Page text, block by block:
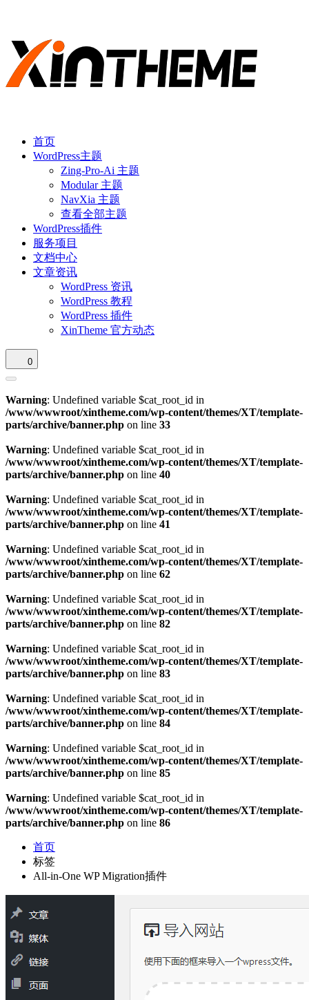
首页
WordPress主题
Zing-Pro-Ai 主题
Modular 主题
NavXia 主题
查看全部主题
WordPress插件
服务项目
文档中心
文章资讯
WordPress 资讯
WordPress 教程
WordPress 插件
XinTheme 官方动态
0
Warning: Undefined variable $cat_root_id in
/www/wwwroot/xintheme.com/wp-content/themes/XT/template-
parts/archive/banner.php on line 33
Warning: Undefined variable $cat_root_id in
/www/wwwroot/xintheme.com/wp-content/themes/XT/template-
parts/archive/banner.php on line 40
Warning: Undefined variable $cat_root_id in
/www/wwwroot/xintheme.com/wp-content/themes/XT/template-
parts/archive/banner.php on line 41
Warning: Undefined variable $cat_root_id in
/www/wwwroot/xintheme.com/wp-content/themes/XT/template-
parts/archive/banner.php on line 62
Warning: Undefined variable $cat_root_id in
/www/wwwroot/xintheme.com/wp-content/themes/XT/template-
parts/archive/banner.php on line 82
Warning: Undefined variable $cat_root_id in
/www/wwwroot/xintheme.com/wp-content/themes/XT/template-
parts/archive/banner.php on line 83
Warning: Undefined variable $cat_root_id in
/www/wwwroot/xintheme.com/wp-content/themes/XT/template-
parts/archive/banner.php on line 84
Warning: Undefined variable $cat_root_id in
/www/wwwroot/xintheme.com/wp-content/themes/XT/template-
parts/archive/banner.php on line 85
Warning: Undefined variable $cat_root_id in
/www/wwwroot/xintheme.com/wp-content/themes/XT/template-
parts/archive/banner.php on line 86
首页
标签
All-in-One WP Migration插件